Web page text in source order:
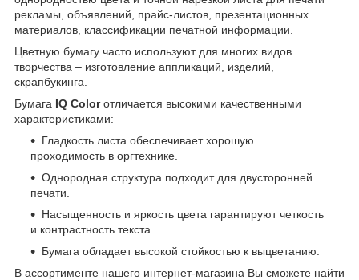
рекламы, объявлений, прайс-листов, презентационных
материалов, классификации печатной информации.
Цветную бумагу часто используют для многих видов
творчества – изготовление аппликаций, изделий,
скрапбукинга.
Бумага IQ Colorотличается высокими качественными
характеристиками:
Гладкость листа обеспечивает хорошую
проходимость в оргтехнике.
Однородная структура подходит для двусторонней
печати.
Насыщенность и яркость цвета гарантируют четкость
и контрастность текста.
Бумага обладает высокой стойкостью к выцветанию.
В ассортименте нашего интернет-магазина Вы сможете найти